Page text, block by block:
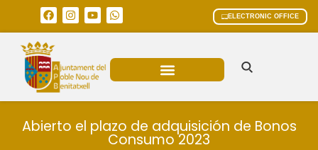
ELECTRONIC OFFICE
Abierto el plazo de adquisición de Bonos
Consumo 2023